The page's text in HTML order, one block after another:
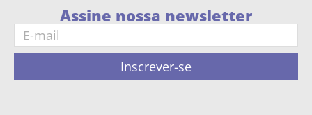
Assine nossa newsletter
Inscrever-se